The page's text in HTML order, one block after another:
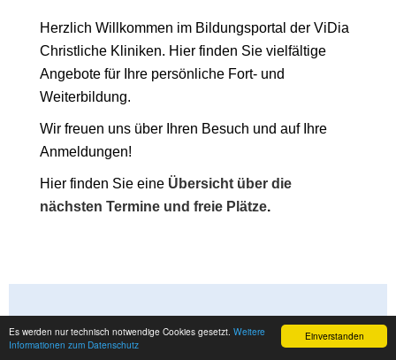
Herzlich Willkommen im Bildungsportal der ViDia
Christliche Kliniken. Hier finden Sie vielfältige
Angebote für Ihre persönliche Fort- und
Weiterbildung.
Wir freuen uns über Ihren Besuch und auf Ihre
Anmeldungen!
Hier finden Sie eine Übersicht über die
nächsten Termine und freie Plätze.
Ⓒ ViDia Akademie 2026 powered byeasySoft Publish
Impressum
Einverstanden
Es werden nur technisch notwendige Cookies gesetzt. Weitere
Informationen zum Datenschutz